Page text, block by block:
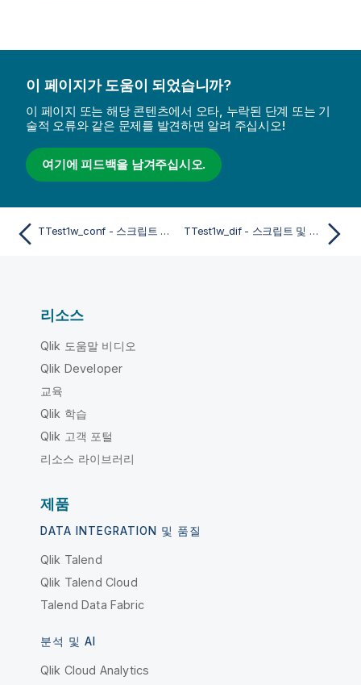
이 페이지가 도움이 되었습니까?
이 페이지 또는 해당 콘텐츠에서 오타, 누락된 단계 또는 기
술적 오류와 같은 문제를 발견하면 알려 주십시오!
여기에 피드백을 남겨주십시오.
TTest1w_conf - 스크립트 및 차트 함수 TTest1w_dif - 스크립트 및 차트 함수
리소스
Qlik 도움말 비디오
Qlik Developer
교육
Qlik 학습
Qlik 고객 포털
리소스 라이브러리
제품
DATA INTEGRATION 및 품질
Qlik Talend
Qlik Talend Cloud
Talend Data Fabric
분석 및 AI
Qlik Cloud Analytics